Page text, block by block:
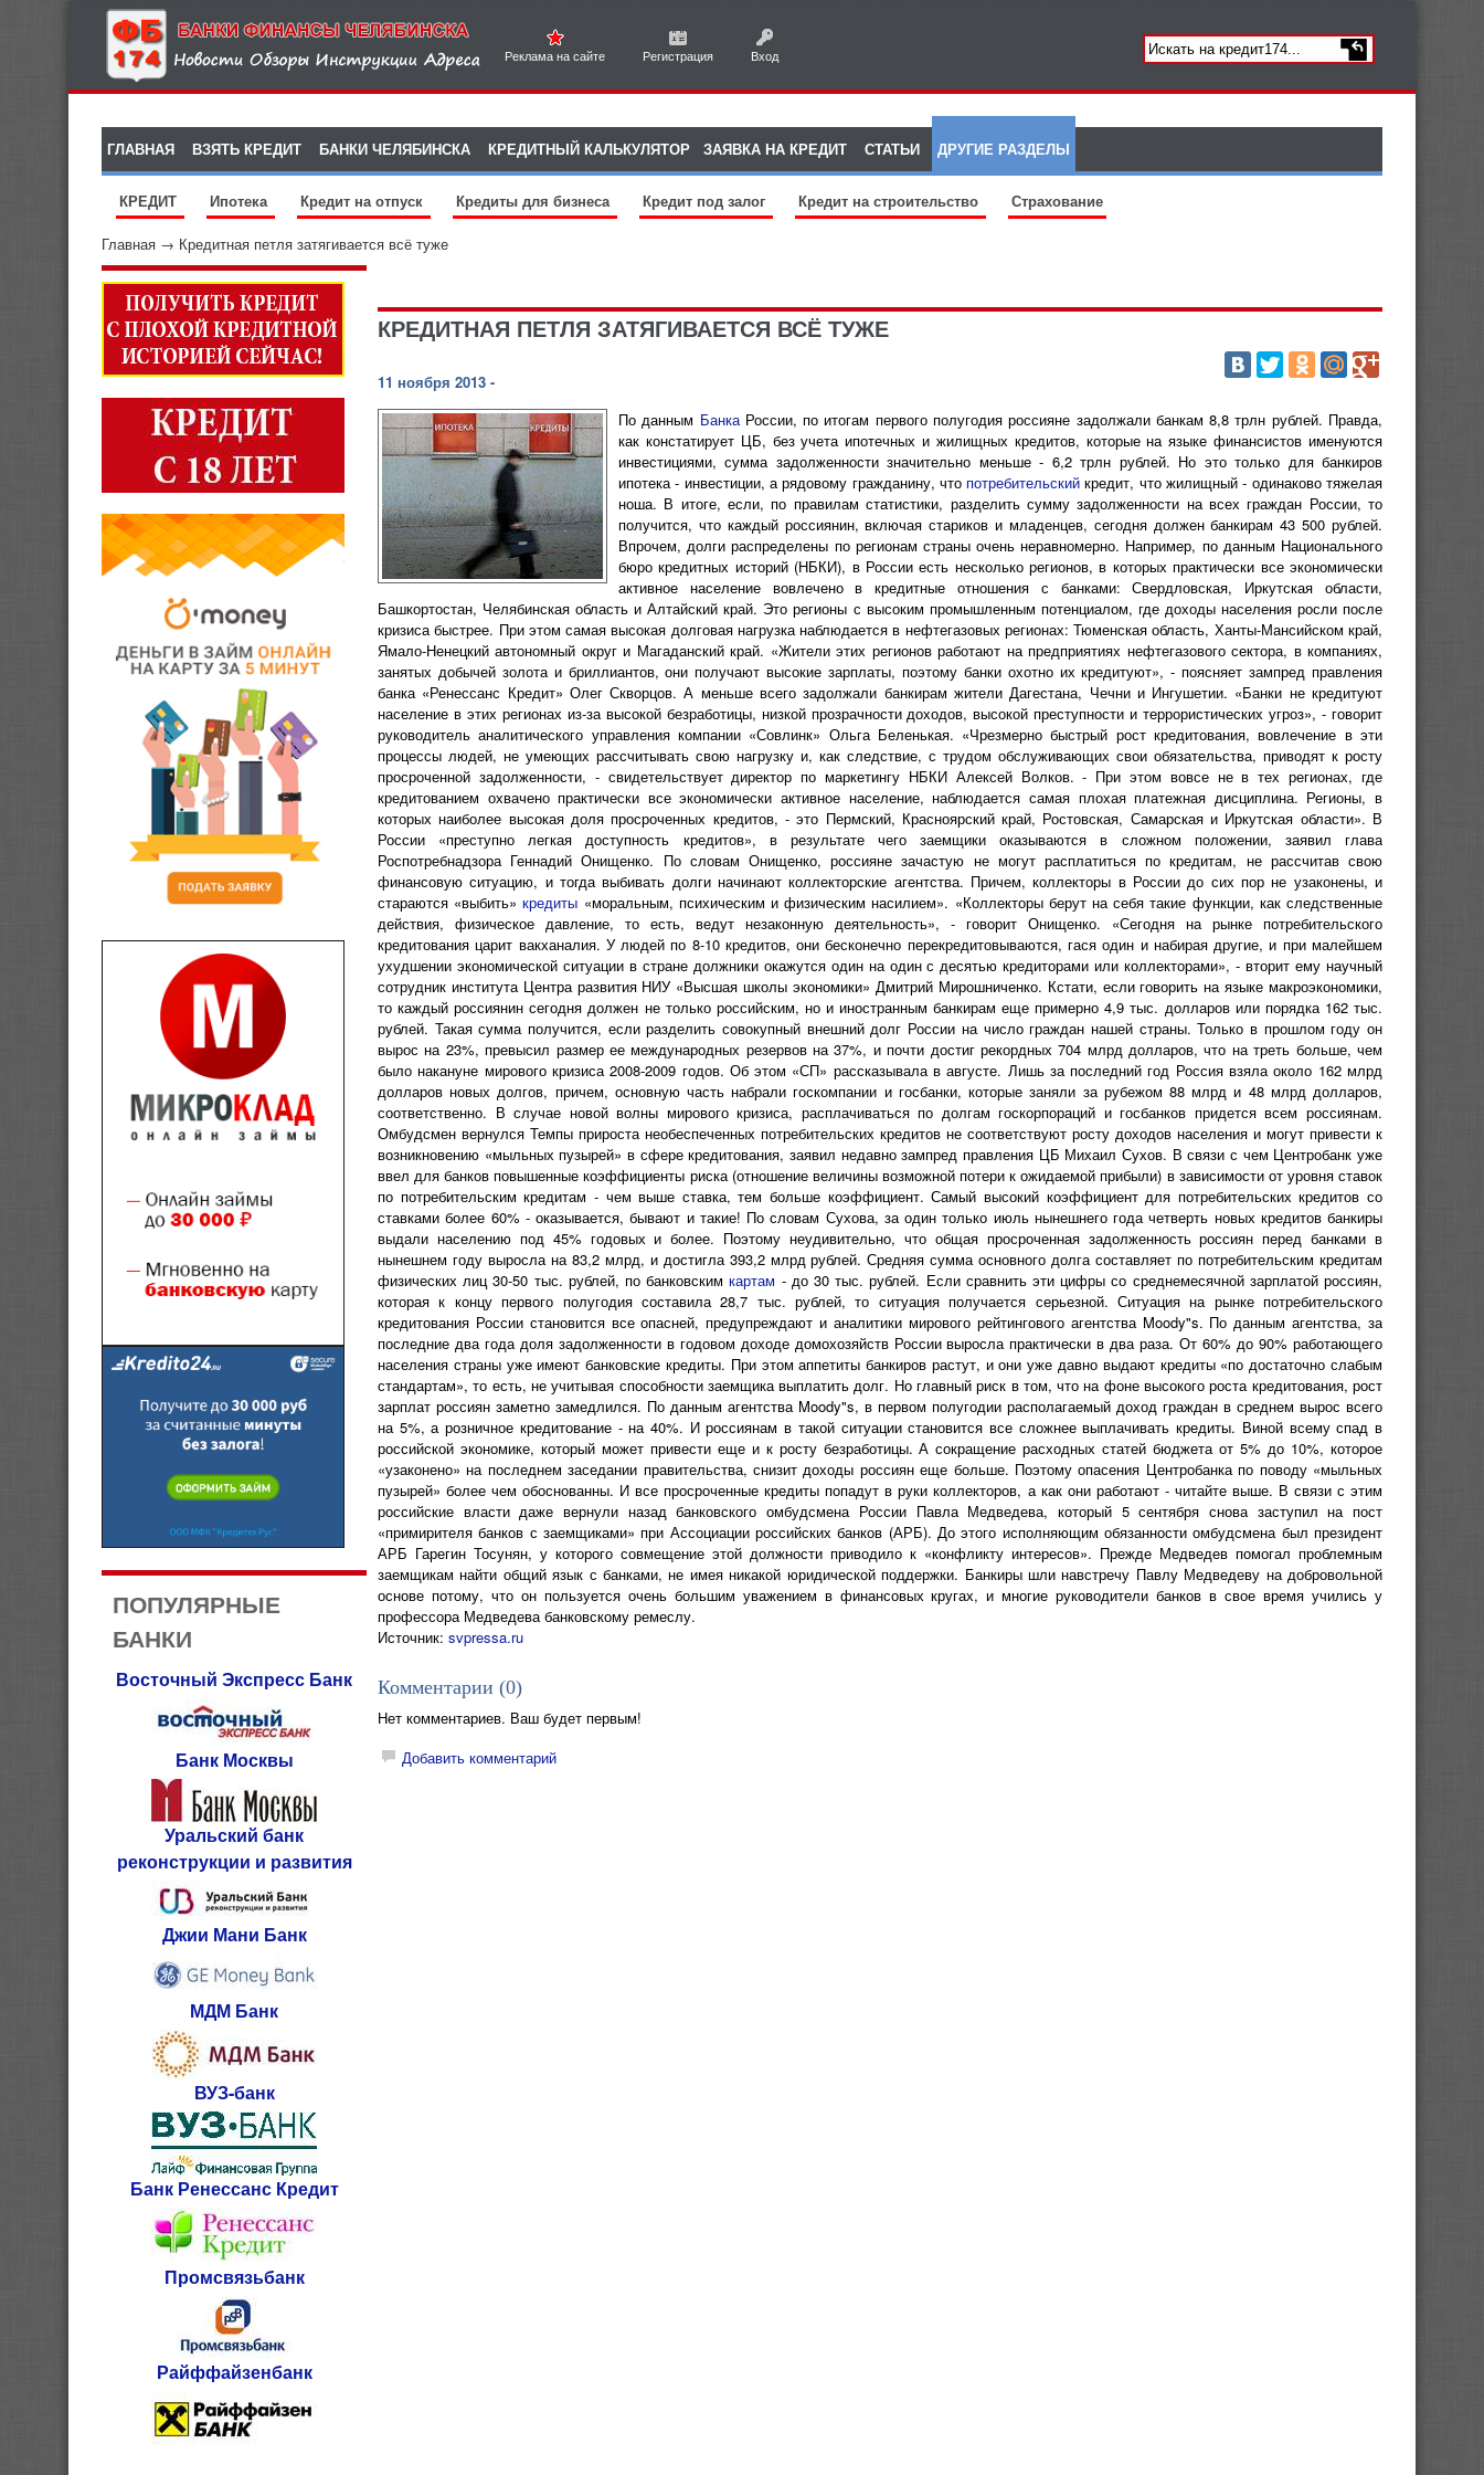
Реклама на сайте Регистрация Вход
ГЛАВНАЯ ВЗЯТЬ КРЕДИТ БАНКИ ЧЕЛЯБИНСКА КРЕДИТНЫЙ КАЛЬКУЛЯТОР ЗАЯВКА НА КРЕДИТ СТАТЬИ ДРУГИЕ РАЗДЕЛЫ
КРЕДИТ Ипотека Кредит на отпуск Кредиты для бизнеса Кредит под залог Кредит на строительство Страхование
Главная → Кредитная петля затягивается всё туже
ПОПУЛЯРНЫЕ
БАНКИ
Восточный Экспресс Банк
Банк Москвы
Уральский банк
реконструкции и развития
Джии Мани Банк
МДМ Банк
ВУЗ-банк
Банк Ренессанс Кредит
Промсвязьбанк
Райффайзенбанк
КРЕДИТНАЯ ПЕТЛЯ ЗАТЯГИВАЕТСЯ ВСЁ ТУЖЕ
11 ноября 2013 -
По данным БанкаРоссии, по итогам первого полугодия россияне задолжали банкам 8,8 трлн рублей. Правда,
как констатирует ЦБ, без учета ипотечных и жилищных кредитов, которые на языке финансистов именуются
инвестициями, сумма задолженности значительно меньше - 6,2 трлн рублей. Но это только для банкиров
ипотека - инвестиции, а рядовому гражданину, чтопотребительский кредит, что жилищный - одинаково тяжелая
ноша. В итоге, если, по правилам статистики, разделить сумму задолженности на всех граждан России, то
получится, что каждый россиянин, включая стариков и младенцев, сегодня должен банкирам 43 500 рублей.
Впрочем, долги распределены по регионам страны очень неравномерно. Например, по данным Национального
бюро кредитных историй (НБКИ), в России есть несколько регионов, в которых практически все экономически
активное население вовлечено в кредитные отношения с банками: Свердловская, Иркутская области,
Башкортостан, Челябинская область и Алтайский край. Это регионы с высоким промышленным потенциалом, где доходы населения росли после
кризиса быстрее. При этом самая высокая долговая нагрузка наблюдается в нефтегазовых регионах: Тюменская область, Ханты-Мансийском край,
Ямало-Ненецкий автономный округ и Магаданский край. «Жители этих регионов работают на предприятиях нефтегазового сектора, в компаниях,
занятых добычей золота и бриллиантов, они получают высокие зарплаты, поэтому банки охотно их кредитуют», - поясняет зампред правления
банка «Ренессанс Кредит» Олег Скворцов. А меньше всего задолжали банкирам жители Дагестана, Чечни и Ингушетии. «Банки не кредитуют
население в этих регионах из-за высокой безработицы, низкой прозрачности доходов, высокой преступности и террористических угроз», - говорит
руководитель аналитического управления компании «Совлинк» Ольга Беленькая. «Чрезмерно быстрый рост кредитования, вовлечение в эти
процессы людей, не умеющих рассчитывать свою нагрузку и, как следствие, с трудом обслуживающих свои обязательства, приводят к росту
просроченной задолженности, - свидетельствует директор по маркетингу НБКИ Алексей Волков. - При этом вовсе не в тех регионах, где
кредитованием охвачено практически все экономически активное население, наблюдается самая плохая платежная дисциплина. Регионы, в
которых наиболее высокая доля просроченных кредитов, - это Пермский, Красноярский край, Ростовская, Самарская и Иркутская области». В
России «преступно легкая доступность кредитов», в результате чего заемщики оказываются в сложном положении, заявил глава
Роспотребнадзора Геннадий Онищенко. По словам Онищенко, россияне зачастую не могут расплатиться по кредитам, не рассчитав свою
финансовую ситуацию, и тогда выбивать долги начинают коллекторские агентства. Причем, коллекторы в России до сих пор не узаконены, и
стараются «выбить»кредиты «моральным, психическим и физическим насилием». «Коллекторы берут на себя такие функции, как следственные
действия, физическое давление, то есть, ведут незаконную деятельность», - говорит Онищенко. «Сегодня на рынке потребительского
кредитования царит вакханалия. У людей по 8-10 кредитов, они бесконечно перекредитовываются, гася один и набирая другие, и при малейшем
ухудшении экономической ситуации в стране должники окажутся один на один с десятью кредиторами или коллекторами», - вторит ему научный
сотрудник института Центра развития НИУ «Высшая школы экономики» Дмитрий Мирошниченко. Кстати, если говорить на языке макроэкономики,
то каждый россиянин сегодня должен не только российским, но и иностранным банкирам еще примерно 4,9 тыс. долларов или порядка 162 тыс.
рублей. Такая сумма получится, если разделить совокупный внешний долг России на число граждан нашей страны. Только в прошлом году он
вырос на 23%, превысил размер ее международных резервов на 37%, и почти достиг рекордных 704 млрд долларов, что на треть больше, чем
было накануне мирового кризиса 2008-2009 годов. Об этом «СП» рассказывала в августе. Лишь за последний год Россия взяла около 162 млрд
долларов новых долгов, причем, основную часть набрали госкомпании и госбанки, которые заняли за рубежом 88 млрд и 48 млрд долларов,
соответственно. В случае новой волны мирового кризиса, расплачиваться по долгам госкорпораций и госбанков придется всем россиянам.
Омбудсмен вернулся Темпы прироста необеспеченных потребительских кредитов не соответствуют росту доходов населения и могут привести к
возникновению «мыльных пузырей» в сфере кредитования, заявил недавно зампред правления ЦБ Михаил Сухов. В связи с чем Центробанк уже
ввел для банков повышенные коэффициенты риска (отношение величины возможной потери к ожидаемой прибыли) в зависимости от уровня ставок
по потребительским кредитам - чем выше ставка, тем больше коэффициент. Самый высокий коэффициент для потребительских кредитов со
ставками более 60% - оказывается, бывают и такие! По словам Сухова, за один только июль нынешнего года четверть новых кредитов банкиры
выдали населению под 45% годовых и более. Поэтому неудивительно, что общая просроченная задолженность россиян перед банками в
нынешнем году выросла на 83,2 млрд, и достигла 393,2 млрд рублей. Средняя сумма основного долга составляет по потребительским кредитам
физических лиц 30-50 тыс. рублей, по банковскимкартам - до 30 тыс. рублей. Если сравнить эти цифры со среднемесячной зарплатой россиян,
которая к концу первого полугодия составила 28,7 тыс. рублей, то ситуация получается серьезной. Ситуация на рынке потребительского
кредитования России становится все опасней, предупреждают и аналитики мирового рейтингового агентства Moody"s. По данным агентства, за
последние два года доля задолженности в годовом доходе домохозяйств России выросла практически в два раза. От 60% до 90% работающего
населения страны уже имеют банковские кредиты. При этом аппетиты банкиров растут, и они уже давно выдают кредиты «по достаточно слабым
стандартам», то есть, не учитывая способности заемщика выплатить долг. Но главный риск в том, что на фоне высокого роста кредитования, рост
зарплат россиян заметно замедлился. По данным агентства Moody"s, в первом полугодии располагаемый доход граждан в среднем вырос всего
на 5%, а розничное кредитование - на 40%. И россиянам в такой ситуации становится все сложнее выплачивать кредиты. Виной всему спад в
российской экономике, который может привести еще и к росту безработицы. А сокращение расходных статей бюджета от 5% до 10%, которое
«узаконено» на последнем заседании правительства, снизит доходы россиян еще больше. Поэтому опасения Центробанка по поводу «мыльных
пузырей» более чем обоснованны. И все просроченные кредиты попадут в руки коллекторов, а как они работают - читайте выше. В связи с этим
российские власти даже вернули назад банковского омбудсмена России Павла Медведева, который 5 сентября снова заступил на пост
«примирителя банков с заемщиками» при Ассоциации российских банков (АРБ). До этого исполняющим обязанности омбудсмена был президент
АРБ Гарегин Тосунян, у которого совмещение этой должности приводило к «конфликту интересов». Прежде Медведев помогал проблемным
заемщикам найти общий язык с банками, не имея никакой юридической поддержки. Банкиры шли навстречу Павлу Медведеву на добровольной
основе потому, что он пользуется очень большим уважением в финансовых кругах, и многие руководители банков в свое время учились у
профессора Медведева банковскому ремеслу.
Источник: svpressa.ru
Комментарии (0)
Нет комментариев. Ваш будет первым!
Добавить комментарий